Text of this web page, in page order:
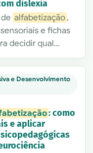
dislexia
alfabetização ,
e fichas
decidir qual
sentido em
considerando
custo,
de aplicação.
e Desenvolvimento
: como
e aplicar